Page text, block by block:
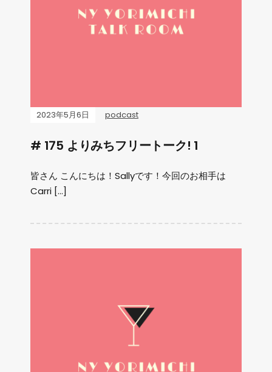
2023年5月6日 podcast
# 175 よりみちフリートーク! 1
皆さん こんにちは！Sallyです！今回のお相手は
Carri […]